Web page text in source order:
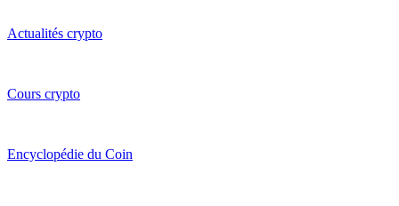
Actualités crypto
Cours crypto
Encyclopédie du Coin